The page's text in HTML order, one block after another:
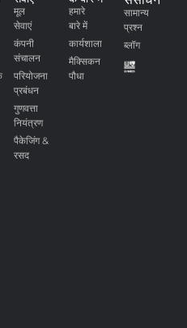
सेवाएं
मूल
सेवाएं
कंपनी
संचालन
परियोजना
प्रबंधन
गुणवत्ता
नियंत्रण
पैकेजिंग &
के बारे में
हमारे
बारे में
कार्यशाला
मैक्सिकन
संसाधन
सामान्य
प्रश्न
ब्लॉग